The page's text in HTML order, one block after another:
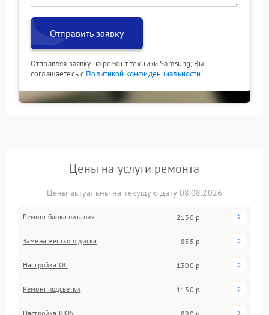
Отправить заявку
Отправляя заявку на ремонт техники Samsung, Вы
соглашаетесь с Политикой конфиденциальности
Цены на услуги ремонта
Цены актуальны на текущую дату 08.08.2026
Ремонт блока питания 2130 р
Замена жесткого диска 855 р
Настройка ОС 1300 р
Ремонт подсветки 1130 р
Настройка BIOS 890 р